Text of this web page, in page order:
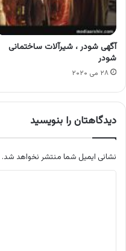
آگهی شودر ، شیرآلات ساختمانی
شودر
۲۸ می ۲۰۲۰
دیدگاهتان را بنویسید
نشانی ایمیل شما منتشر نخواهد شد.